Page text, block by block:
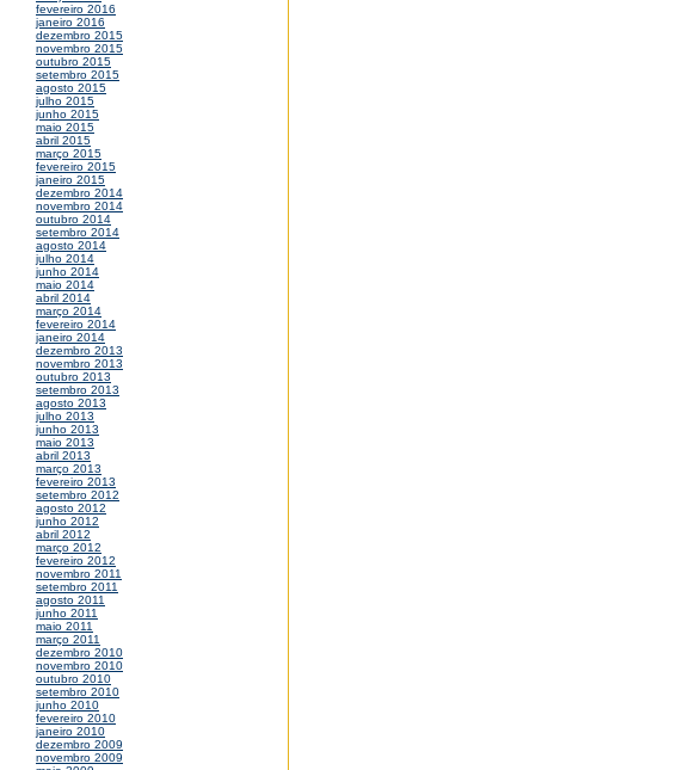
fevereiro 2016
janeiro 2016
dezembro 2015
novembro 2015
outubro 2015
setembro 2015
agosto 2015
julho 2015
junho 2015
maio 2015
abril 2015
março 2015
fevereiro 2015
janeiro 2015
dezembro 2014
novembro 2014
outubro 2014
setembro 2014
agosto 2014
julho 2014
junho 2014
maio 2014
abril 2014
março 2014
fevereiro 2014
janeiro 2014
dezembro 2013
novembro 2013
outubro 2013
setembro 2013
agosto 2013
julho 2013
junho 2013
maio 2013
abril 2013
março 2013
fevereiro 2013
setembro 2012
agosto 2012
junho 2012
abril 2012
março 2012
fevereiro 2012
novembro 2011
setembro 2011
agosto 2011
junho 2011
maio 2011
março 2011
dezembro 2010
novembro 2010
outubro 2010
setembro 2010
junho 2010
fevereiro 2010
janeiro 2010
dezembro 2009
novembro 2009